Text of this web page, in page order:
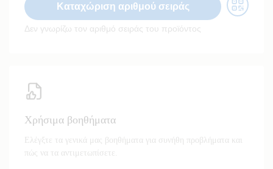
Καταχώριση αριθμού σειράς
Δεν γνωρίζω τον αριθμό σειράς του προϊόντος
Χρήσιμα βοηθήματα
Ελέγξτε τα γενικά μας βοηθήματα για συνήθη προβλήματα και
πώς να τα αντιμετωπίσετε.